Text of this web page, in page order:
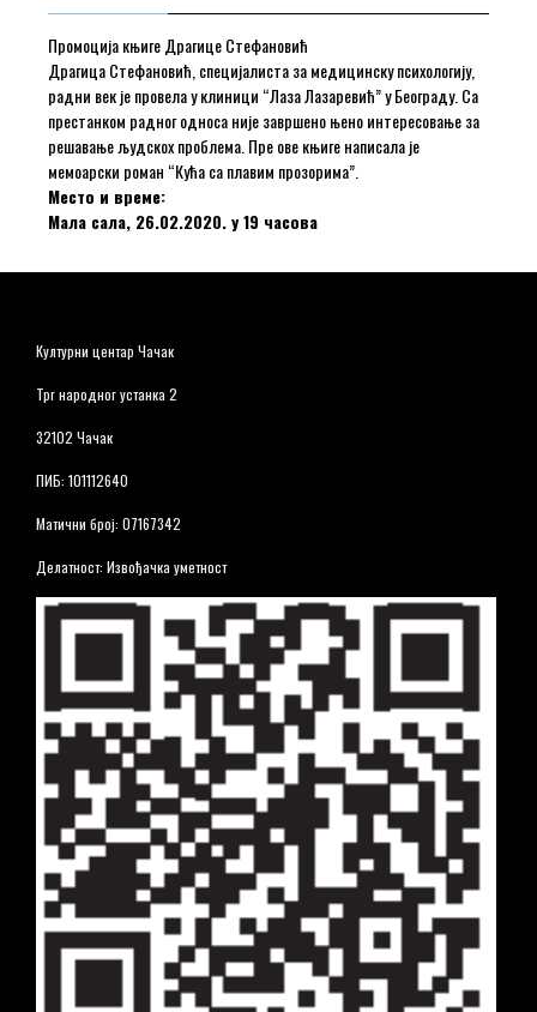
Промоција књиге Драгице Стефановић
Драгица Стефановић, специјалиста за медицинску психологију,
радни век је провела у клиници “Лаза Лазаревић” у Београду. Са
престанком радног односа није завршено њено интересовање за
решавање људскох проблема. Пре ове књиге написала је
мемоарски роман “Кућа са плавим прозорима”.
Место и време:
Мала сала, 26.02.2020. у 19 часова
Културни центар Чачак
Трг народног устанка 2
32102 Чачак
ПИБ: 101112640
Матични број: 07167342
Делатност: Извођачка уметност